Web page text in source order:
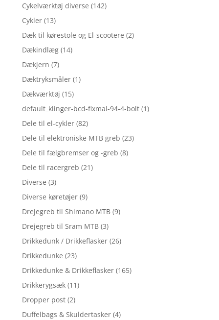
Cykelværktøj diverse (142)
Cykler (13)
Dæk til kørestole og El-scootere (2)
Dækindlæg (14)
Dækjern (7)
Dæktryksmåler (1)
Dækværktøj (15)
default_klinger-bcd-fixmal-94-4-bolt (1)
Dele til el-cykler (82)
Dele til elektroniske MTB greb (23)
Dele til fælgbremser og -greb (8)
Dele til racergreb (21)
Diverse (3)
Diverse køretøjer (9)
Drejegreb til Shimano MTB (9)
Drejegreb til Sram MTB (3)
Drikkedunk / Drikkeflasker (26)
Drikkedunke (23)
Drikkedunke & Drikkeflasker (165)
Drikkerygsæk (11)
Dropper post (2)
Duffelbags & Skuldertasker (4)